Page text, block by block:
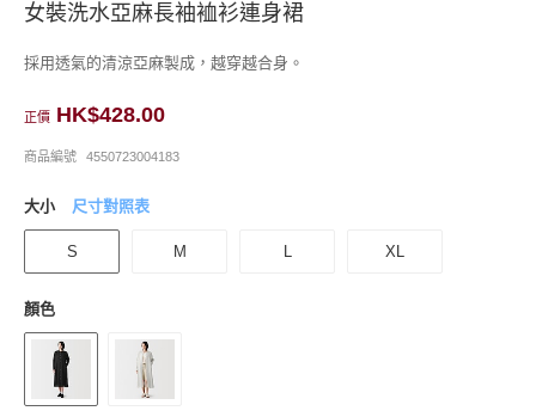
女裝洗水亞麻長袖裇衫連身裙
採用透氣的清涼亞麻製成，越穿越合身。
正價 HK$428.00
商品編號 4550723004183
大小 尺寸對照表
S M L XL
顏色